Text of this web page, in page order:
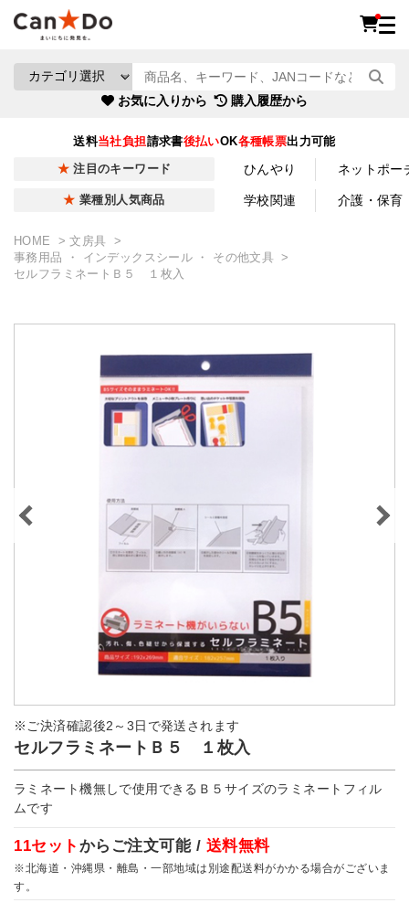
お気に入りから 購入履歴から
送料当社負担請求書後払いOK各種帳票出力可能
注目のキーワード ひんやり ネットポー
業種別人気商品 学校関連 介護・保育
HOME
文房具
事務用品 ・ インデックスシール ・ その他文具
セルフラミネートＢ５ １枚入
※ご決済確認後2～3日で発送されます
セルフラミネートＢ５ １枚入
ラミネート機無しで使用できるＢ５サイズのラミネートフィル
ムです
11セット からご注文可能 / 送料無料
※北海道・沖縄県・離島・一部地域は別途配送料がかかる場合がございま
す。